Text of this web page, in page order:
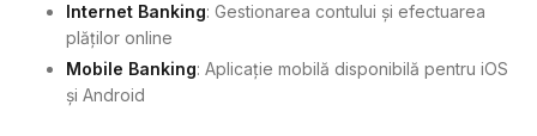
Internet Banking: Gestionarea contului și efectuarea
plăților online
Mobile Banking: Aplicație mobilă disponibilă pentru iOS
și Android